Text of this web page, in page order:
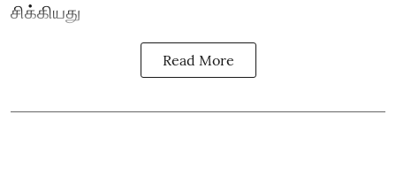
சிக்கியது
Read More